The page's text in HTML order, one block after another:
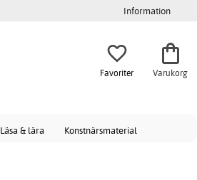
Information
Favoriter Varukorg
Läsa & lära Konstnärsmaterial